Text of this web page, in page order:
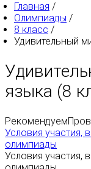
Главная /
Олимпиады /
8 класс /
Удивительный
языка (8
Рекомендуем
Условия участия,
олимпиады
Условия участия,